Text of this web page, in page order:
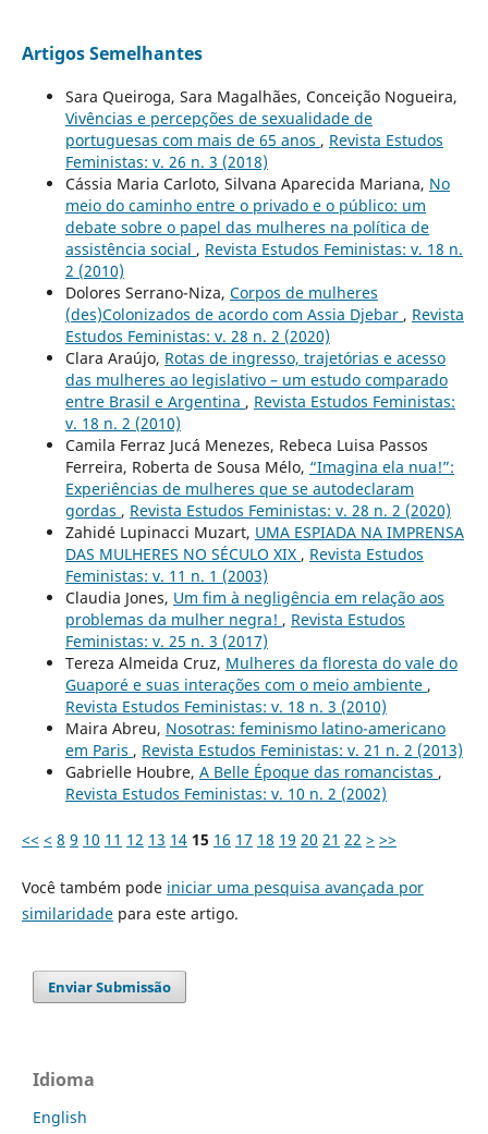
Artigos Semelhantes
Sara Queiroga, Sara Magalhães, Conceição Nogueira,
Vivências e percepções de sexualidade de
portuguesas com mais de 65 anos , Revista Estudos
Feministas: v. 26 n. 3 (2018)
Cássia Maria Carloto, Silvana Aparecida Mariana, No
meio do caminho entre o privado e o público: um
debate sobre o papel das mulheres na política de
assistência social , Revista Estudos Feministas: v. 18 n.
2 (2010)
Dolores Serrano-Niza, Corpos de mulheres
(des)Colonizados de acordo com Assia Djebar , Revista
Estudos Feministas: v. 28 n. 2 (2020)
Clara Araújo, Rotas de ingresso, trajetórias e acesso
das mulheres ao legislativo – um estudo comparado
entre Brasil e Argentina , Revista Estudos Feministas:
v. 18 n. 2 (2010)
Camila Ferraz Jucá Menezes, Rebeca Luisa Passos
Ferreira, Roberta de Sousa Mélo, “Imagina ela nua!”:
Experiências de mulheres que se autodeclaram
gordas , Revista Estudos Feministas: v. 28 n. 2 (2020)
Zahidé Lupinacci Muzart, UMA ESPIADA NA IMPRENSA
DAS MULHERES NO SÉCULO XIX , Revista Estudos
Feministas: v. 11 n. 1 (2003)
Claudia Jones, Um fim à negligência em relação aos
problemas da mulher negra! , Revista Estudos
Feministas: v. 25 n. 3 (2017)
Tereza Almeida Cruz, Mulheres da floresta do vale do
Guaporé e suas interações com o meio ambiente ,
Revista Estudos Feministas: v. 18 n. 3 (2010)
Maira Abreu, Nosotras: feminismo latino-americano
em Paris , Revista Estudos Feministas: v. 21 n. 2 (2013)
Gabrielle Houbre, A Belle Époque das romancistas ,
Revista Estudos Feministas: v. 10 n. 2 (2002)
<< < 8 9 10 11 12 13 14 15 16 17 18 19 20 21 22 > >>
Você também pode iniciar uma pesquisa avançada por
similaridadepara este artigo.
Enviar Submissão
Idioma
English